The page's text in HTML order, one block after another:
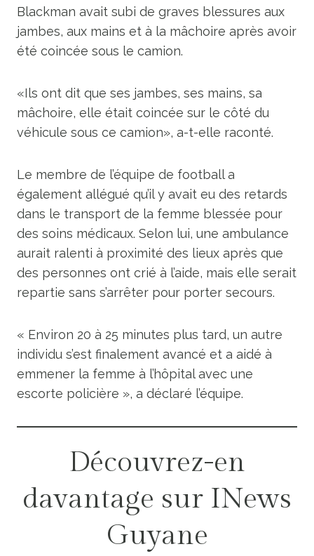
Blackman avait subi de graves blessures aux
jambes, aux mains et à la mâchoire après avoir
été coincée sous le camion.
«Ils ont dit que ses jambes, ses mains, sa
mâchoire, elle était coincée sur le côté du
véhicule sous ce camion», a-t-elle raconté.
Le membre de l’équipe de football a
également allégué qu’il y avait eu des retards
dans le transport de la femme blessée pour
des soins médicaux. Selon lui, une ambulance
aurait ralenti à proximité des lieux après que
des personnes ont crié à l’aide, mais elle serait
repartie sans s’arrêter pour porter secours.
« Environ 20 à 25 minutes plus tard, un autre
individu s’est finalement avancé et a aidé à
emmener la femme à l’hôpital avec une
escorte policière », a déclaré l’équipe.
Découvrez-en
davantage sur INews
Guyane